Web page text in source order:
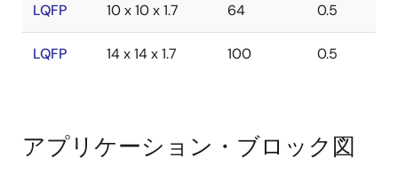
LQFP 10 x 10 x 1.7 64 0.5
LQFP 14 x 14 x 1.7 100 0.5
アプリケーション・ブロック図